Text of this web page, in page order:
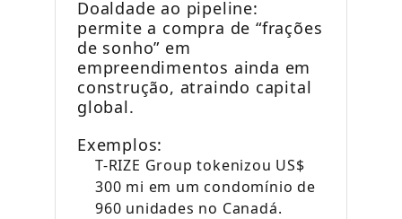
Doaldade ao pipeline:
permite a compra de “frações
de sonho” em
empreendimentos ainda em
construção, atraindo capital
global.
Exemplos:
T-RIZE Group tokenizou US$
300 mi em um condomínio de
960 unidades no Canadá.